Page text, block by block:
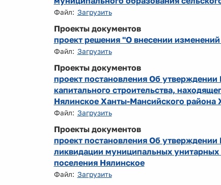
Файл: Загрузить
Проекты документов
проект решения "О внесении
Файл: Загрузить
Проекты документов
проект постановления Об
капитального строительства,
Нялинское Ханты-Мансийского района
Файл: Загрузить
Проекты документов
проект постановления Об
ликвидации муниципальных
поселения Нялинское
Файл: Загрузить